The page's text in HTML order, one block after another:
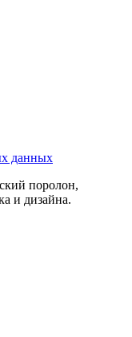
данных
поролон,
и дизайна.